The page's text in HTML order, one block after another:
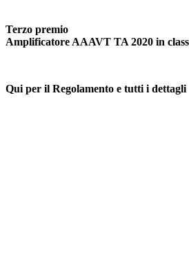
Terzo premio
Amplificatore AAAVT TA 2020 in
Qui per il Regolamento e tutti i dettagli